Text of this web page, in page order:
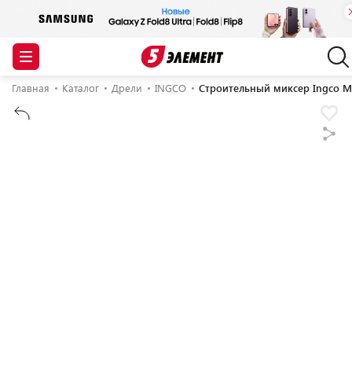
Главная Каталог Дрели INGCO Строительный миксер Ingco